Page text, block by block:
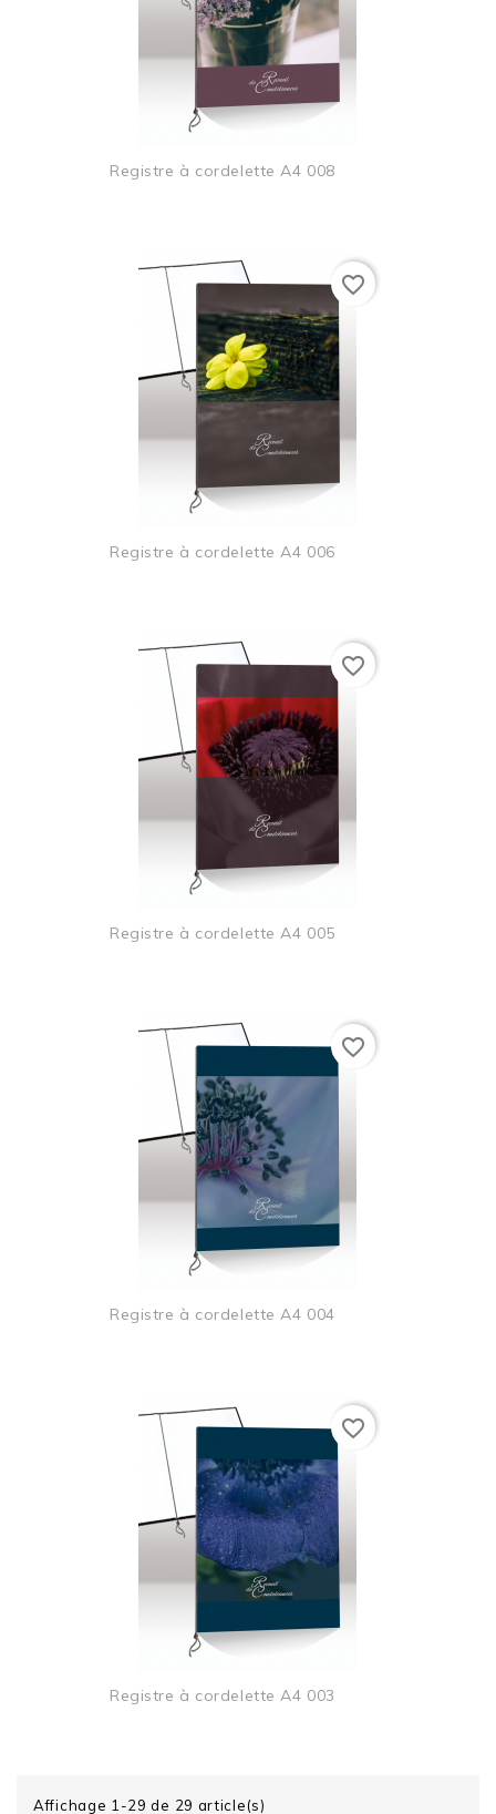
Registre à cordelette A4 008
Registre à cordelette A4 006
favorite_border
Registre à cordelette A4 005
favorite_border
Registre à cordelette A4 004
favorite_border
Registre à cordelette A4 003
favorite_border
Affichage 1-29 de 29 article(s)